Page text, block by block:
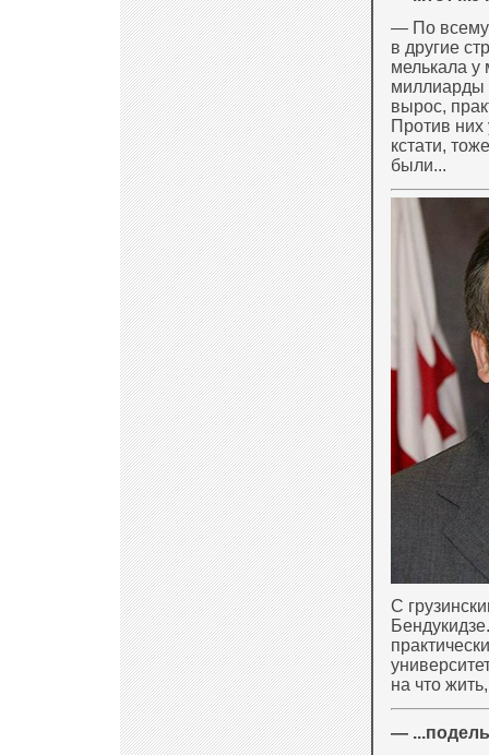
— По всему
в другие
мелькала у
миллиарды
вырос,
Против
кстати,
были...
С
на что
—